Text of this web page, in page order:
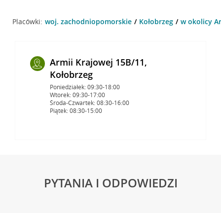
Placówki: woj. zachodniopomorskie Kołobrzeg w okolicy
Armii Krajowej 15B/11,
Kołobrzeg
Poniedziałek: 09:30-18:00
Wtorek: 09:30-17:00
Środa-Czwartek: 08:30-16:00
Piątek: 08:30-15:00
PYTANIA I ODPOWIEDZI